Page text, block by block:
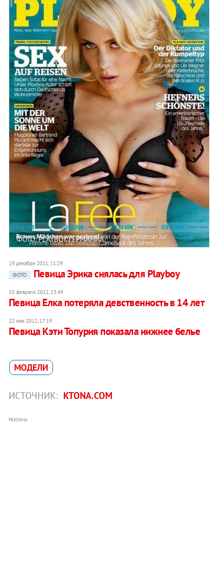
ФОТО: PLAYBOY ГЕРМАНИЯ
19 декабря 2011, 11:29
ФОТО
Певица Эрика снялась для Playboy
10 февраля 2012, 13:49
Певица Елка потеряла девственность в 14 лет
22 мая 2012, 17:19
Певица Кэти Топурия показала нижнее белье
МОДЕЛИ
ИСТОЧНИК: KTONA.COM
РЕКЛАМА